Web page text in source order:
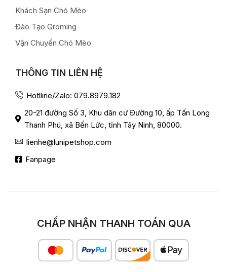
Khách Sạn Chó Mèo
Đào Tạo Groming
Vận Chuyển Chó Mèo
THÔNG TIN LIÊN HỆ
Hotlline/Zalo: 079.8979.182
20-21 đường Số 3, Khu dân cư Đường 10, ấp Tấn Long
Thanh Phú, xã Bến Lức, tỉnh Tây Ninh, 80000.
lienhe@lunipetshop.com
Fanpage
CHẤP NHẬN THANH TOÁN QUA